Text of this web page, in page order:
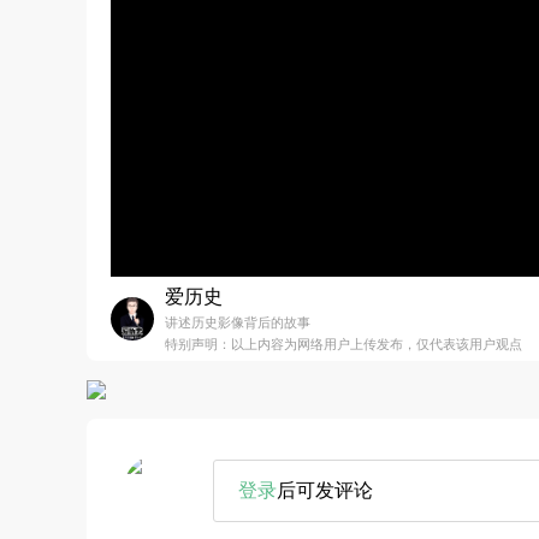
爱历史
讲述历史影像背后的故事
特别声明：以上内容为网络用户上传发布，仅代表该用户观点
登录后可发评论